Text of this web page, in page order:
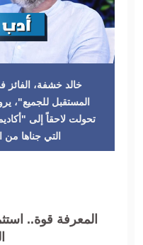
خالد خشفة، الفائز
المستقبل للجميع"،
تحولت لاحقاً إلى
التي جناها من
المعرفة قوة..